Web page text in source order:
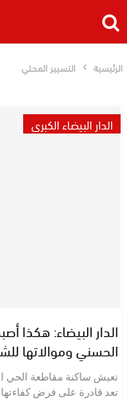
الرئيسية التسيير المحلي
الدار البيضاء الكبرى
الدار البيضاء: هكذا
الحسني وموالاتها
تعيش ساكنة مقاطعة الحي
تعد قادرة على فرض